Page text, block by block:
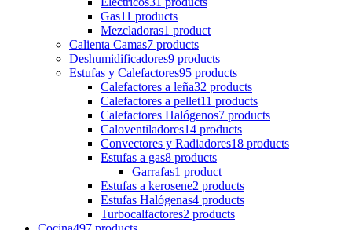
Gas11 products
Mezcladoras1 product
Calienta Camas7 products
Deshumidificadores9 products
Estufas y Calefactores95 products
Calefactores a leña32 products
Calefactores a pellet11 products
Calefactores Halógenos7 products
Caloventiladores14 products
Convectores y Radiadores18 products
Estufas a gas8 products
Garrafas1 product
Estufas a kerosene2 products
Estufas Halógenas4 products
Turbocalfactores2 products